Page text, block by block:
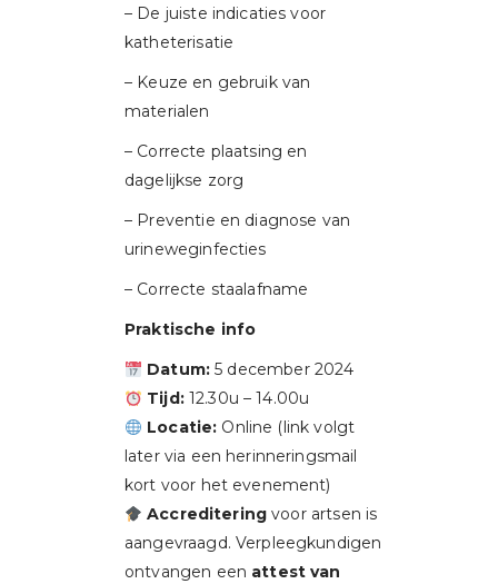
– De juiste indicaties voor
katheterisatie
– Keuze en gebruik van
materialen
– Correcte plaatsing en
dagelijkse zorg
– Preventie en diagnose van
urineweginfecties
– Correcte staalafname
Praktische info
Datum: 5 december 2024
Tijd:12.30u – 14.00u
Locatie: Online (link volgt
later via een herinneringsmail
kort voor het evenement)
Accreditering voor artsen is
aangevraagd. Verpleegkundigen
ontvangen een attest van